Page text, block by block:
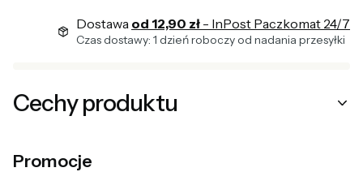
Dostawa od 12,90 zł - InPost Paczkomat 24/7
Czas dostawy: 1 dzień roboczy od nadania przesyłki
Cechy produktu
Promocje